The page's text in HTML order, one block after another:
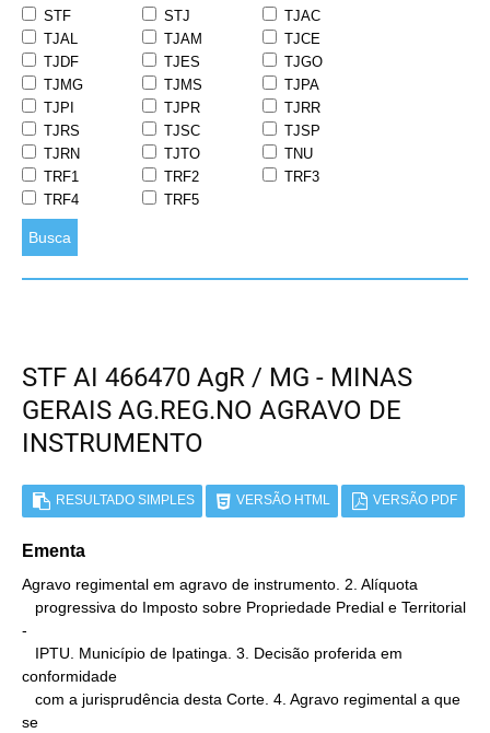
STF STJ
TJAC
TJAL
TJAM
TJCE
TJDF
TJES
TJGO
TJMG
TJMS
TJPA
TJPI
TJPR
TJRR
TJRS
TJSC
TJSP
TJRN
TJTO
TNU
TRF1
TRF2
TRF3
TRF4
TRF5
Busca
STF AI 466470 AgR / MG - MINAS
GERAIS AG.REG.NO AGRAVO DE
INSTRUMENTO
RESULTADO SIMPLES VERSÃO HTML VERSÃO PDF
Ementa
Agravo regimental em agravo de instrumento. 2. Alíquota
-
conformidade
se